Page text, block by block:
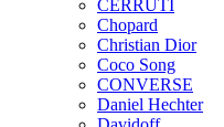
CERRUTI
Chopard
Christian Dior
Coco Song
CONVERSE
Daniel Hechter